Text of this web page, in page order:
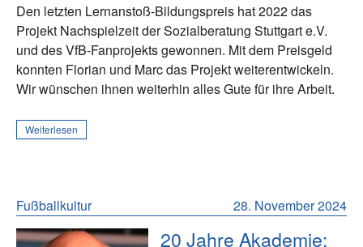
Den letzten Lernanstoß-Bildungspreis hat 2022 das
Projekt Nachspielzeit der Sozialberatung Stuttgart e.V.
und des VfB-Fanprojekts gewonnen. Mit dem Preisgeld
konnten Florian und Marc das Projekt weiterentwickeln.
Wir wünschen ihnen weiterhin alles Gute für ihre Arbeit.
Weiterlesen
28. November 2024
Fußballkultur
20 Jahre Akademie: